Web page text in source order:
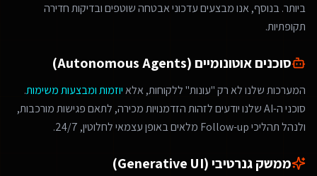
ביותר. בנוסף, אנו מבצעים עדכוני אבטחה שוטפים ובדיקות חדירה
תקופתיות.
סוכנים אוטונומיים (Autonomous Agents)
המערכות שלנו לא רק "עונות" ללקוחות, אלאיוזמות ומבצעות משימות.
סוכני ה-AI שלנו יודעים לזהות הזדמנויות מכירה, לתאם פגישות מורכבות,
ולנהל תהליכי Follow-up מלאים באופן עצמאי לחלוטין, 24/7.
ממשק גנרטיבי (Generative UI)